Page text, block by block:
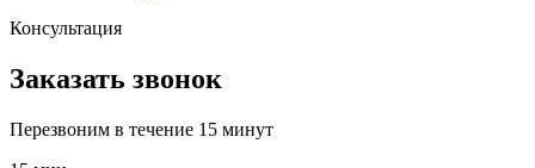
Консультация
Заказать звонок
Перезвоним в течение 15 минут